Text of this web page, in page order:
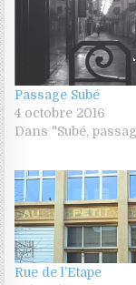
Passage Subé
4 octobre 2016
Dans "Subé,
Rue de l’Etape